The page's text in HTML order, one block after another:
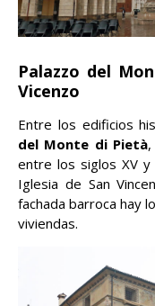
Palazzo del
Vicenzo
Entre los edificios
del Monte di Pietà
entre los siglos XV
Iglesia de San
fachada barroca hay
viviendas.